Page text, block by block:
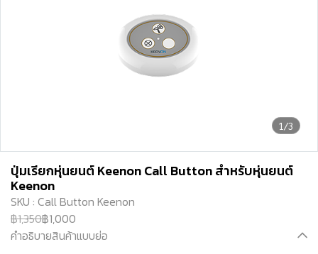
1/3
ปุ่มเรียกหุ่นยนต์ Keenon Call Button สำหรับหุ่นยนต์
Keenon
SKU : Call Button Keenon
฿1,350฿1,000
คำอธิบายสินค้าแบบย่อ